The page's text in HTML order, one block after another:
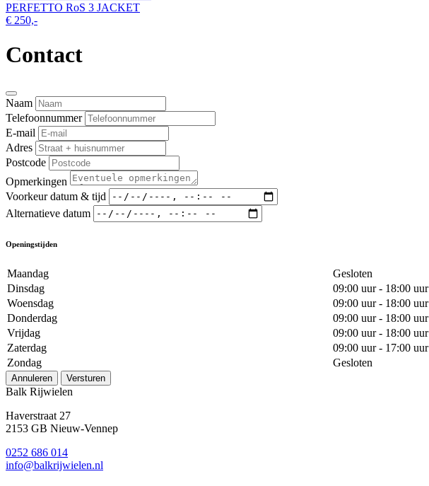
PERFETTO RoS 3 JACKET
€ 250,-
Contact
Naam
Telefoonnummer
E-mail
Adres
Postcode
Opmerkingen
Voorkeur datum & tijd
Alternatieve datum
Openingstijden
Maandag
Gesloten
Dinsdag
09:00 uur - 18:00 uur
Woensdag
09:00 uur - 18:00 uur
Donderdag
09:00 uur - 18:00 uur
Vrijdag
09:00 uur - 18:00 uur
Zaterdag
09:00 uur - 17:00 uur
Zondag
Gesloten
Annuleren Versturen
Balk Rijwielen
Haverstraat 27
2153 GB Nieuw-Vennep
0252 686 014
info@balkrijwielen.nl